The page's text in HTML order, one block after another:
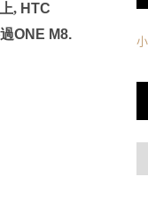
, HTC
ONE M8.